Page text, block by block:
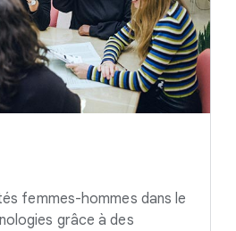
femmes-hommes dans le
grâce à des